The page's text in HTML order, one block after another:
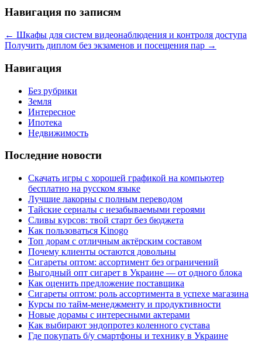
Навигация по записям
← Шкафы для систем видеонаблюдения и контроля доступа
Получить диплом без экзаменов и посещения пар →
Навигация
Без рубрики
Земля
Интересное
Ипотека
Недвижимость
Последние новости
Скачать игры с хорошей графикой на компьютер
бесплатно на русском языке
Лучшие лакорны с полным переводом
Тайские сериалы с незабываемыми героями
Сливы курсов: твой старт без бюджета
Как пользоваться Kinogo
Топ дорам с отличным актёрским составом
Почему клиенты остаются довольны
Сигареты оптом: ассортимент без ограничений
Выгодный опт сигарет в Украине — от одного блока
Как оценить предложение поставщика
Сигареты оптом: роль ассортимента в успехе магазина
Курсы по тайм-менеджменту и продуктивности
Новые дорамы с интересными актерами
Как выбирают эндопротез коленного сустава
Где покупать б/у смартфоны и технику в Украине